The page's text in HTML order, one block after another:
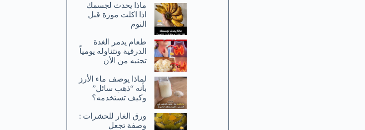
ماذا يحدث لجسمك
اذا اكلت موزة قبل
النوم
طعام يدمر الغدة
الدرقية وتتناوله يومياً
تجنبه من الأن
لماذا يوصف ماء الأرز
بأنه “ذهب سائل”
وكيف تستخدمه؟
ورق الغار للحشرات :
وصفة تجعل